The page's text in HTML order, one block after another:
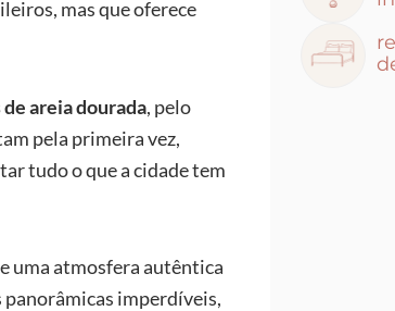
mas que oferece
de areia dourada, pelo
pela primeira vez,
tudo o que a cidade tem
uma atmosfera autêntica
panorâmicas imperdíveis,